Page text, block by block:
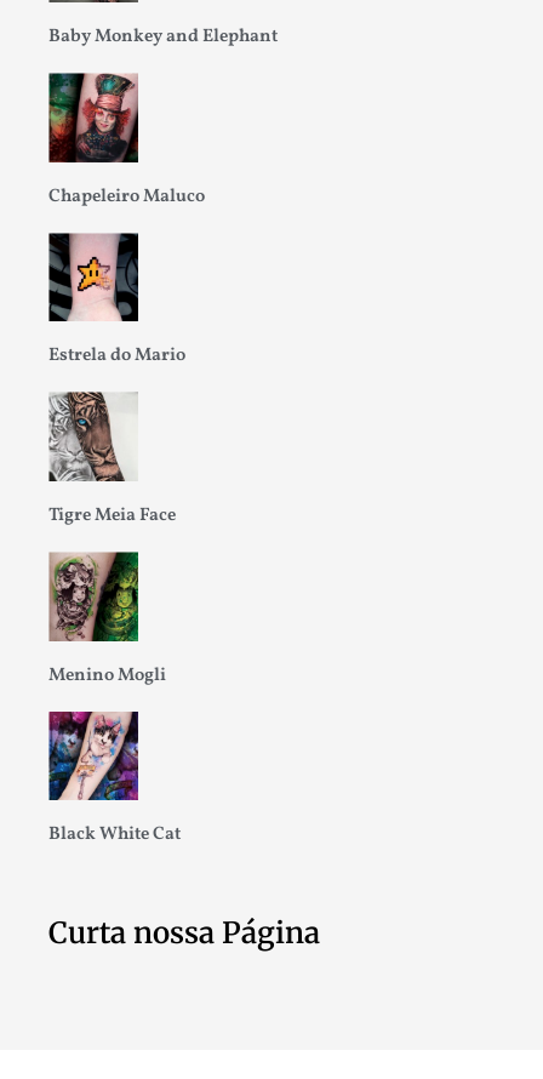
Baby Monkey and Elephant
Chapeleiro Maluco
Estrela do Mario
Tigre Meia Face
Menino Mogli
Black White Cat
Curta nossa Página